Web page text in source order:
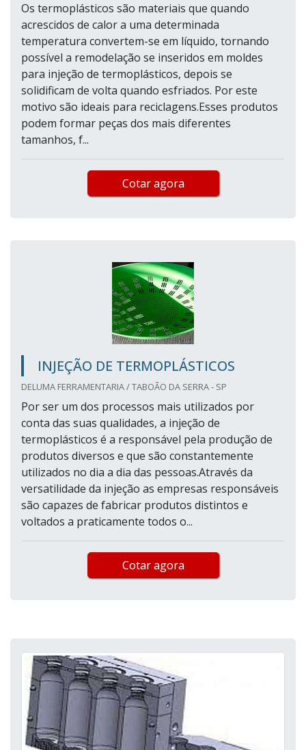
Os termoplásticos são materiais que quando
acrescidos de calor a uma determinada
temperatura convertem-se em líquido, tornando
possível a remodelação se inseridos em moldes
para injeção de termoplásticos, depois se
solidificam de volta quando esfriados. Por este
motivo são ideais para reciclagens.Esses produtos
podem formar peças dos mais diferentes
tamanhos, f...
Cotar agora
INJEÇÃO DE TERMOPLÁSTICOS
DELUMA FERRAMENTARIA / TABOÃO DA SERRA - SP
Por ser um dos processos mais utilizados por
conta das suas qualidades, a injeção de
termoplásticos é a responsável pela produção de
produtos diversos e que são constantemente
utilizados no dia a dia das pessoas.Através da
versatilidade da injeção as empresas responsáveis
são capazes de fabricar produtos distintos e
voltados a praticamente todos o...
Cotar agora